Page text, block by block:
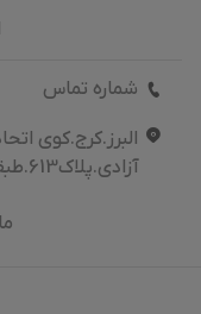
شماره تماس
البرز.کرج.کوی
آزادی.پلاک613.طبقه1